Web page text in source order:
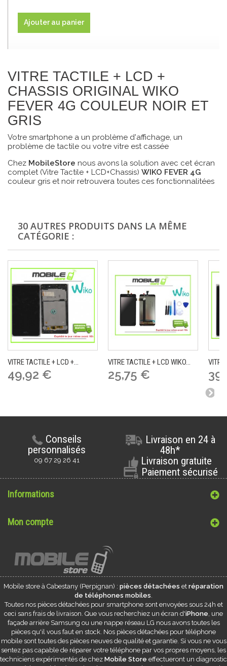
Ajouter au panier
VITRE TACTILE + LCD +
CHASSIS ORIGINAL WIKO
FEVER 4G COULEUR NOIR ET
GRIS
Votre smartphone a un problème d'affichage, un
problème de tactile ou votre vitre est cassée
Chez MobileStore nous avons la solution avec cet écran
complet (Vitre Tactile + LCD+Chassis) WIKO FEVER 4G
couleur gris et noir retrouvera toutes ces fonctionnalitées
30 AUTRES PRODUITS DANS LA MÊME
CATÉGORIE :
VITRE TACTILE + LCD +...
49,92 €
VITRE TACTILE + LCD WIKO...
25,75 €
Conseils
personnalisés
09 67 29 26 41
Livraison en 24 à
48h*
Livraison gratuite
Paiement sécurisé
Informations
Mon compte
Mobile store à Cabestany (Perpignan) : pièces détachées et réparation
de téléphones mobiles.
Toutes nos pièces détachées pour smartphone sont envoyées sous 24h et
ceci sans frais de livraison. Que vous recherchiez un écran d'iPhone, une
façade arrière Samsung ou une nappe réseau LG nous avons toutes les
pièces qu'il vous faut en stock. Nos pièces détachées pour téléphone
mobile sont toutes des pièces neuves de qualité et garantie. Si vous ne vous
sentez pas capable de réparer votre téléphone par vos propres moyens, les
techniciens expérimentés de chez Mobile Store effectueront un diagnostic